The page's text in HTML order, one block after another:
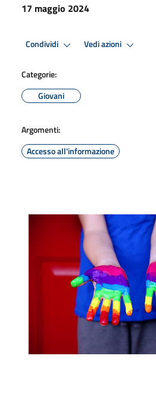
17 maggio 2024
Condividi Vedi azioni
Categorie:
Giovani
Argomenti:
Accesso all'informazione